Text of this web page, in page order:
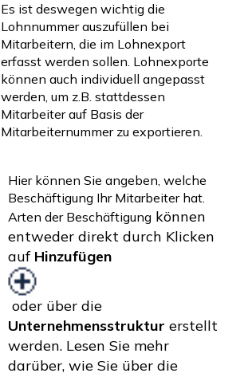
Es ist deswegen wichtig die
Lohnnummer auszufüllen bei
Mitarbeitern, die im Lohnexport
erfasst werden sollen. Lohnexporte
können auch individuell angepasst
werden, um z.B. stattdessen
Mitarbeiter auf Basis der
Mitarbeiternummer zu exportieren.
Hier können Sie angeben, welche
Beschäftigung Ihr Mitarbeiter hat.
Arten der Beschäftigung können
entweder direkt durch Klicken
auf Hinzufügen
oder über die
Unternehmensstruktur erstellt
werden. Lesen Sie mehr
darüber, wie Sie über die